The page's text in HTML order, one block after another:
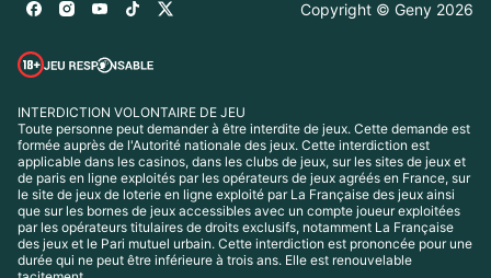
Copyright © Geny 2026
INTERDICTION VOLONTAIRE DE JEU
Toute personne peut demander à être interdite de jeux. Cette demande est
formée auprès de l'Autorité nationale des jeux. Cette interdiction est
applicable dans les casinos, dans les clubs de jeux, sur les sites de jeux et
de paris en ligne exploités par les opérateurs de jeux agréés en France, sur
le site de jeux de loterie en ligne exploité par La Française des jeux ainsi
que sur les bornes de jeux accessibles avec un compte joueur exploitées
par les opérateurs titulaires de droits exclusifs, notamment La Française
des jeux et le Pari mutuel urbain. Cette interdiction est prononcée pour une
durée qui ne peut être inférieure à trois ans. Elle est renouvelable